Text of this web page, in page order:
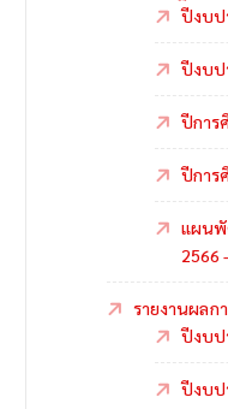
ปีงบป
ปีงบป
ปีการ
ปีการ
แผนพั
2566
รายงานผลก
ปีงบป
ปีงบป